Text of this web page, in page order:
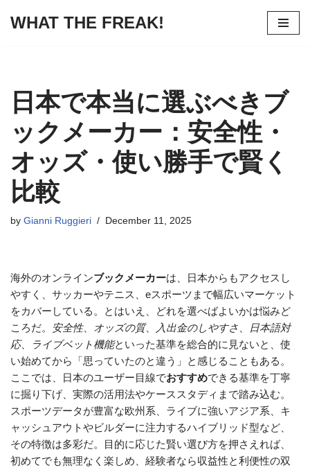
WHAT THE FREAK!
日本で本当に選ぶべきブ
ックメーカー：安全性・
オッズ・使い勝手で賢く
比較
by Gianni Ruggieri December 11, 2025
海外のオンラインブックメーカーは、日本からもアクセスし
やすく、サッカーやテニス、eスポーツまで幅広いマーケット
をカバーしている。とはいえ、どれを選べばよいかは悩みど
ころだ。
安全性、 オッズの質、 入出金のしやすさ
日本語対
応、 ライブベット機能といった基準を総合的に見ないと、使
い始めてから「思っていたのと違う」と感じることもある。
ここでは、日本のユーザー目線でおすすめできる基準を丁寧
に掘り下げ、実際の活用法やケーススタディまで踏み込む。
スポーツデータが豊富な欧州系、ライブに強いアジア系、キ
ャッシュアウトやビルダーに注力するハイブリッド型など、
その特徴は多彩だ。目的に応じた賢い選び方を押さえれば、
初めてでも無理なく楽しめ、経験者なら収益性と利便性の双